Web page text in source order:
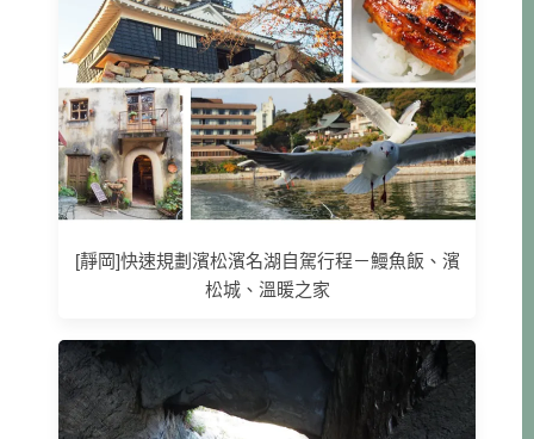
[靜岡]快速規劃濱松濱名湖自駕行程－鰻魚飯、濱
松城、溫暖之家